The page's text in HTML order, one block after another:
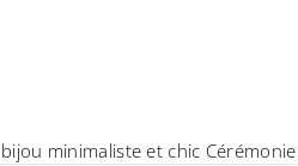
minimaliste et chic Cérémonie